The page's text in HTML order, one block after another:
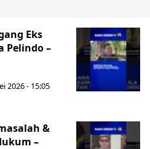
Eks
Pelindo –
2026 - 15:05
&
–